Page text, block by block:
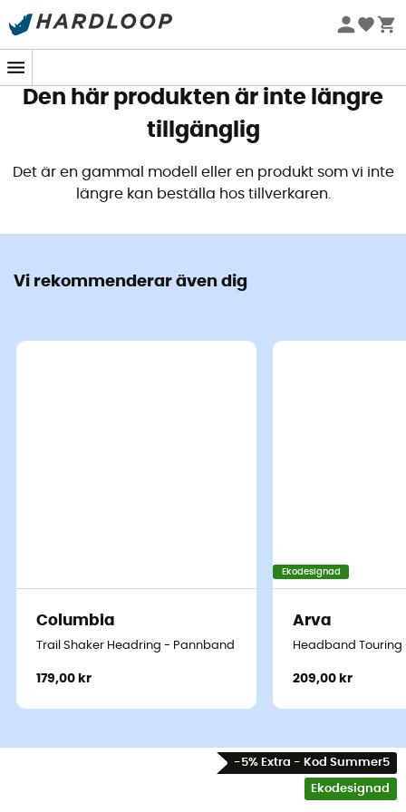
Sommarerbjudanden 🔥 -5 % EXTRA vid köp av 2 produkter*
Den här produkten är inte längre
tillgänglig
Det är en gammal modell eller en produkt som vi inte
längre kan beställa hos tillverkaren.
Vi rekommenderar även dig
Columbia
Trail Shaker Headring - Pannband
179,00 kr
Ekodesignad
Arva
Headband
209,00 kr
-5% Extra - Kod Summer5
Ekodesignad